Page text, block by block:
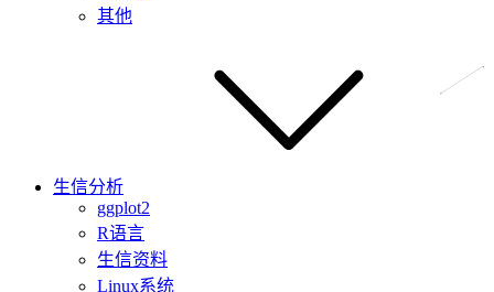
其他
生信分析
ggplot2
R语言
生信资料
Linux系统